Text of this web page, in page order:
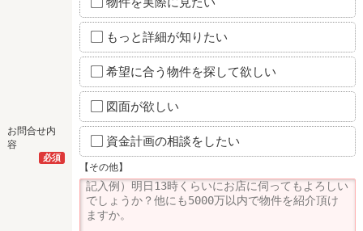
お問合せ内
容
必須
もっと詳細が知りたい
希望に合う物件を探して欲しい
図面が欲しい
資金計画の相談をしたい
【その他】